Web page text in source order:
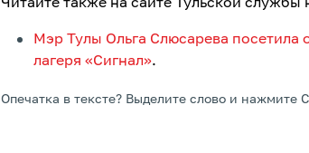
Читайте также на сайте Тульской службы
Мэр Тулы Ольга Слюсарева посетила
лагеря «Сигнал».
Опечатка в тексте? Выделите слово и нажмите